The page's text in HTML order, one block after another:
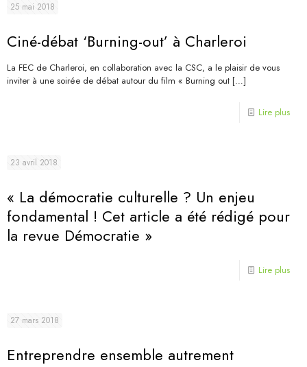
25 mai 2018
Ciné-débat ‘Burning-out’ à Charleroi
La FEC de Charleroi, en collaboration avec la CSC, a le plaisir de vous
inviter à une soirée de débat autour du film « Burning out […]
Lire plus
23 avril 2018
« La démocratie culturelle ? Un enjeu
fondamental ! Cet article a été rédigé pour
la revue Démocratie »
Lire plus
27 mars 2018
Entreprendre ensemble autrement